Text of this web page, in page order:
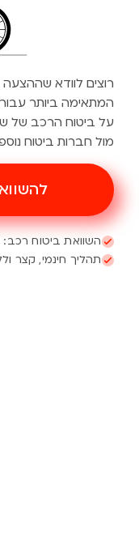
רוצים לוודא
המתאימה ביותר
על ביטוח הרכב של
מול חברות ביטוח
השוואת ביטוח
תהליך חינמי, קצר